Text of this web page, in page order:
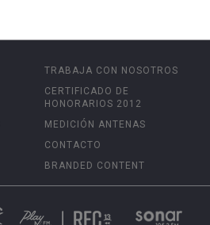
TRABAJA CON NOSOTROS
CERTIFICADO DE
HONORARIOS 2012
MEDICIÓN ANTENAS
CONTACTO
BRANDED CONTENT